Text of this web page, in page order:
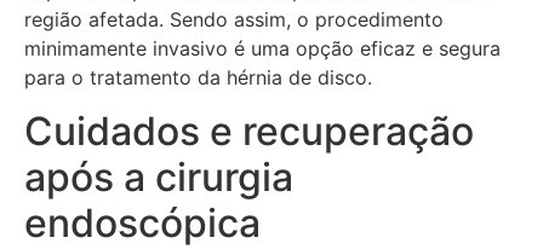
região afetada. Sendo assim, o procedimento
minimamente invasivo é uma opção eficaz e segura
para o tratamento da hérnia de disco.
Cuidados e recuperação
após a cirurgia
endoscópica